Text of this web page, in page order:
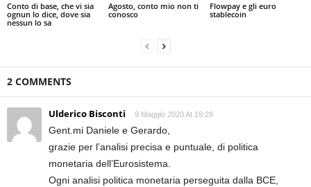
Conto di base, che vi sia
ognun lo dice, dove sia
nessun lo sa
Agosto, conto mio non ti
conosco
Flowpay e gli euro
stablecoin
2 COMMENTS
Ulderico Bisconti 9 Maggio 2020 At 19:28
Gent.mi Daniele e Gerardo,
grazie per l’analisi precisa e puntuale, di politica
monetaria dell’Eurosistema.
Ogni analisi politica monetaria perseguita dalla BCE,